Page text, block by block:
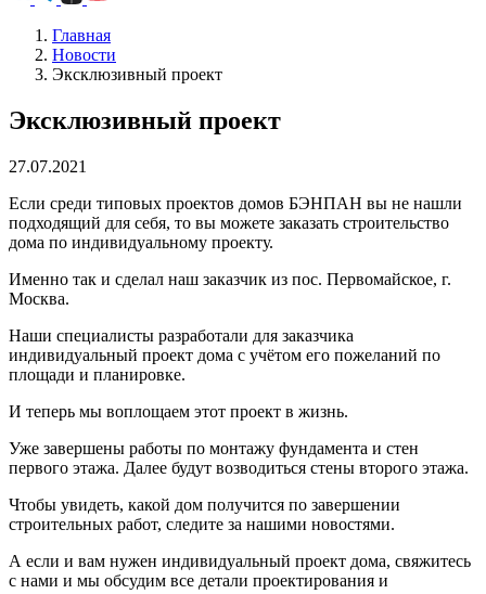
Главная
Новости
Эксклюзивный проект
Эксклюзивный проект
27.07.2021
Если среди типовых проектов домов БЭНПАН вы не нашли
подходящий для себя, то вы можете заказать строительство
дома по индивидуальному проекту.
Именно так и сделал наш заказчик из пос. Первомайское, г.
Москва.
Наши специалисты разработали для заказчика
индивидуальный проект дома с учётом его пожеланий по
площади и планировке.
И теперь мы воплощаем этот проект в жизнь.
Уже завершены работы по монтажу фундамента и стен
первого этажа. Далее будут возводиться стены второго этажа.
Чтобы увидеть, какой дом получится по завершении
строительных работ, следите за нашими новостями.
А если и вам нужен индивидуальный проект дома, свяжитесь
с нами и мы обсудим все детали проектирования и